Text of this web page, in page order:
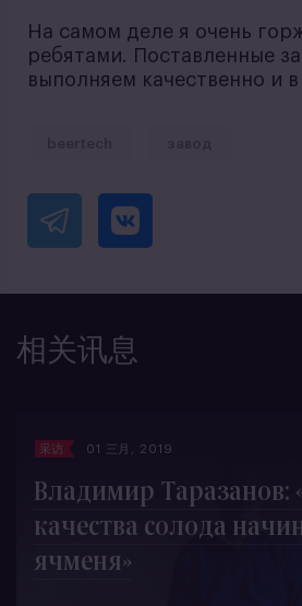
На самом деле я очень
ребятами. Поставленные
выполняем качественно и в
相关讯息
采访 01 三月, 2019
Владимир Таразанов:
качества солода
ячменя»